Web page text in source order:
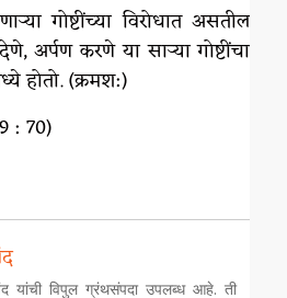
गोष्टींच्या विरोधात असतील
अर्पण करणे या साऱ्या गोष्टींचा
होतो. (क्रमश:)
: 70)
यांची विपुल ग्रंथसंपदा उपलब्ध आहे. ती